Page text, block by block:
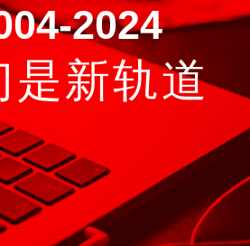
联网解决方案
手机网站建设 ·APP开发 · H5页面设计开发
2024
是新轨道